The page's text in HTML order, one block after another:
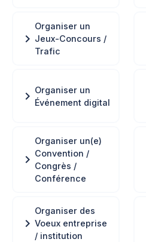
chevron_right
Organiser un
Jeux-Concours /
Trafic
chevron_right Organiser un
Événement digital
chevron_right
Organiser un(e)
Convention /
Congrès /
Conférence
chevron_right
Organiser des
Voeux entreprise
/ institution